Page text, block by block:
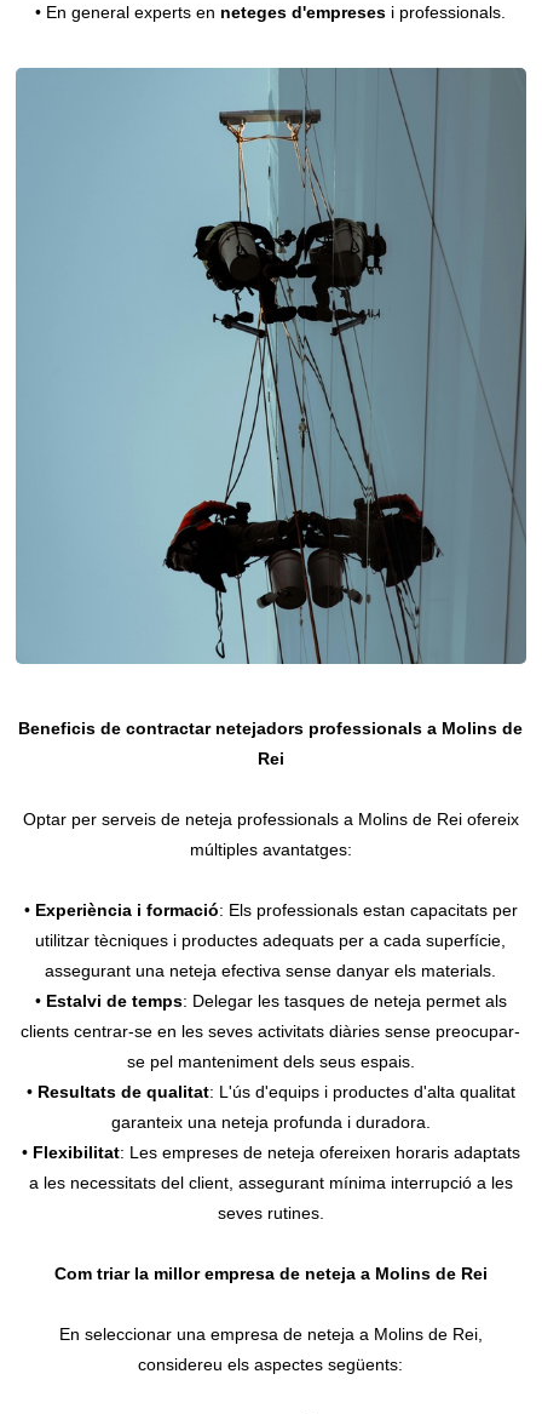
• En general experts en neteges d'empreses i professionals.
Beneficis de contractar netejadors professionals a Molins de
Rei
Optar per serveis de neteja professionals a Molins de Rei ofereix
múltiples avantatges:
• Experiència i formació: Els professionals estan capacitats per
utilitzar tècniques i productes adequats per a cada superfície,
assegurant una neteja efectiva sense danyar els materials.
• Estalvi de temps: Delegar les tasques de neteja permet als
clients centrar-se en les seves activitats diàries sense preocupar-
se pel manteniment dels seus espais.
• Resultats de qualitat: L'ús d'equips i productes d'alta qualitat
garanteix una neteja profunda i duradora.
• Flexibilitat: Les empreses de neteja ofereixen horaris adaptats
a les necessitats del client, assegurant mínima interrupció a les
seves rutines.
Com triar la millor empresa de neteja a Molins de Rei
En seleccionar una empresa de neteja a Molins de Rei,
considereu els aspectes següents: